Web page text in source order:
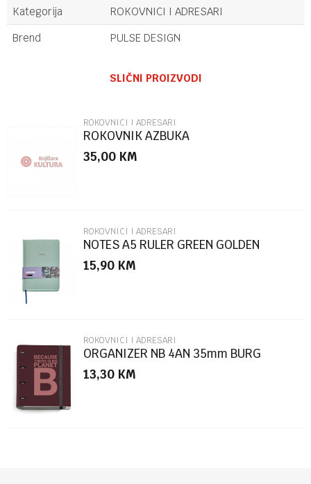
Kategorija
ROKOVNICI I ADRESARI
Brend
PULSE DESIGN
Poruka
POŠALJI
SLIČNI PROIZVODI
ROKOVNICI I ADRESARI
ROKOVNIK AZBUKA
35,00 KM
ROKOVNICI I ADRESARI
NOTES A5 RULER GREEN GOLDEN
JAZMIN MR8307
15,90 KM
ROKOVNICI I ADRESARI
ORGANIZER NB 4AN 35mm BURG
ECOALF
13,30 KM